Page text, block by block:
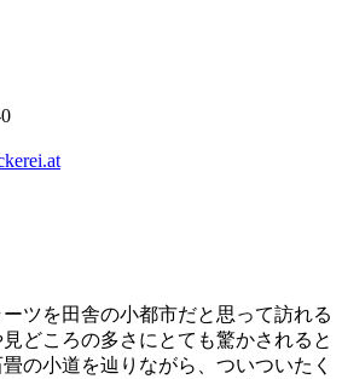
ツを田舎の小都市だと思って訪れる
どころの多さにとても驚かされると
の小道を辿りながら、ついついたく